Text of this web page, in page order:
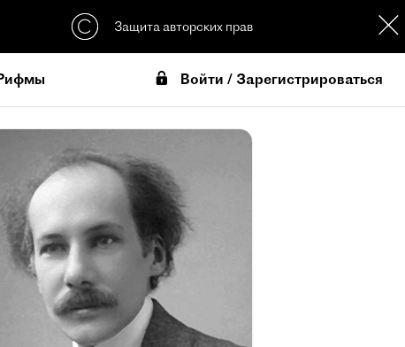
Защита авторских прав
Войти / Зарегистрироваться